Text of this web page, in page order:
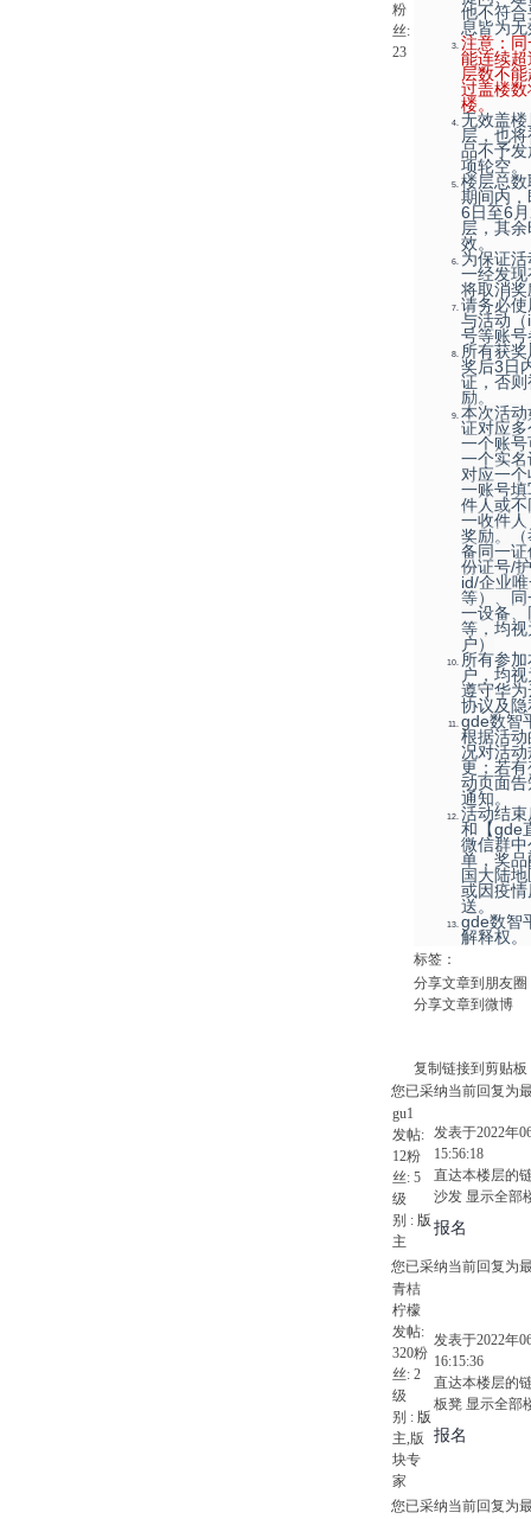
粉
丝:
23
他不符
息皆为
注意：
能连续
层数不
过盖楼
楼。
无效盖
层，也
品不予
项轮空。
楼层总
期间内
6日至6
层，其
效。
为保证
一经发
将取消
请务必
与活动
号等账
所有获
奖后3日
证，否
励。
本次活
证对应
一个账
一个实
对应一
一账号
件人或
一收件
奖励。
备同一
份证号/
id/企业
等）、
一设备
等，均
户）
所有参
户，均
遵守华
协议及
gde数智
根据活
况对活
更；若
动页面
通知。
活动结
和【gde
微信群
单，奖
国大陆
或因疫
送。
gde数智
解释权。
标签：
分享文章到朋友圈
分享文章到微博
复制链接到剪贴板
您已采纳当前回复为
gu1
发帖:
12粉
丝: 5
级
别 : 版
主
发表于2022年
15:56:18
直达本楼层的
沙发 显示全部
报名
您已采纳当前回复为
青桔
柠檬
发帖:
320粉
丝: 2
级
别 : 版
主 ,版
块专
家
发表于2022年
16:15:36
直达本楼层的
板凳 显示全部
报名
您已采纳当前回复为